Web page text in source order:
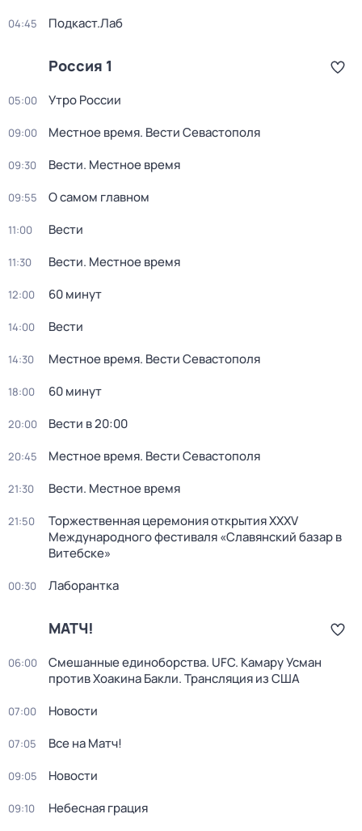
04:45 Подкаст.Лаб
Россия 1
05:00 Утро России
09:00 Местное время. Вести Севастополя
09:30 Вести. Местное время
09:55 О самом главном
11:00 Вести
11:30 Вести. Местное время
12:00 60 минут
14:00 Вести
14:30 Местное время. Вести Севастополя
18:00 60 минут
20:00 Вести в 20:00
20:45 Местное время. Вести Севастополя
21:30 Вести. Местное время
21:50
Торжественная церемония открытия XXXV
Международного фестиваля «Славянский базар в
Витебске»
00:30 Лаборантка
МАТЧ!
06:00
Смешанные единоборства. UFC. Камару Усман
против Хоакина Бакли. Трансляция из США
07:00 Новости
07:05 Все на Матч!
09:05 Новости
09:10 Небесная грация